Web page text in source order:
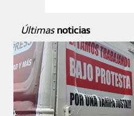
Últimas noticias